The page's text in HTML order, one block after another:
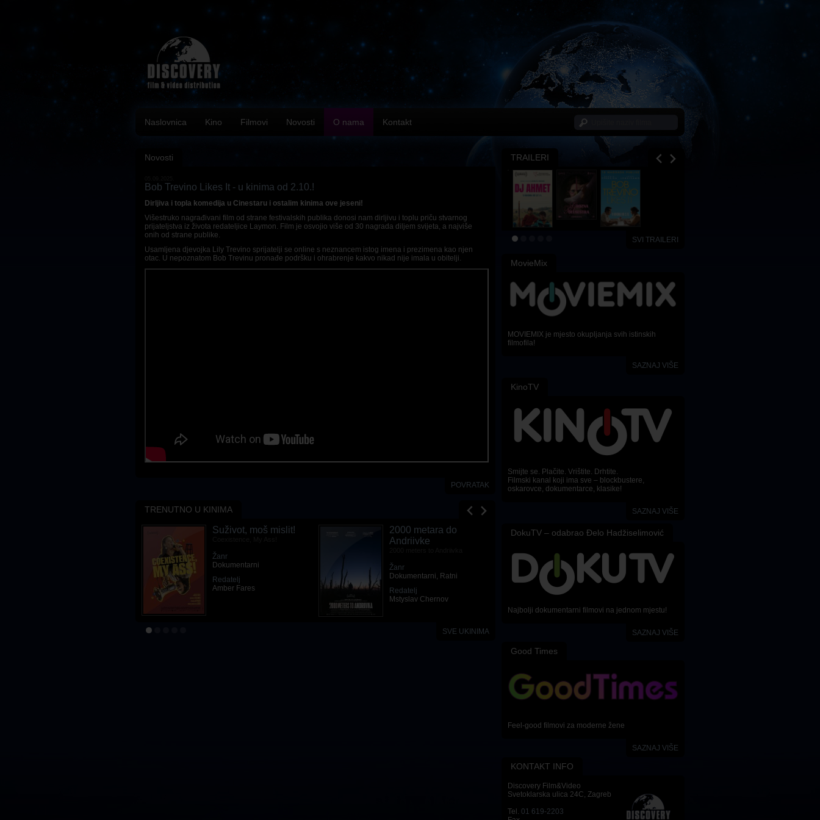
Naslovnica Kino Filmovi Novosti O nama Kontakt
Novosti
Bob Trevino Likes It - u kinima od 2.10.!
Dirljiva i topla komedija u Cinestaru i ostalim kinima ove jeseni!
Višestruko nagrađivani film od strane festivalskih publika donosi nam dirljivu i toplu priču stvarnog
prijateljstva iz života redateljice Laymon. Film je osvojio više od 30 nagrada diljem svijeta, a najviše
onih od strane publike.
Usamljena djevojka Lily Trevino sprijatelji se online s neznancem istog imena i prezimena kao njen
otac. U nepoznatom Bob Trevinu pronađe podršku i ohrabrenje kakvo nikad nije imala u obitelji.
POVRATAK
TRENUTNO U KINIMA
Suživot, moš mislit!
Žanr
Dokumentarni
Redatelj
Amber Fares
2000 metara do
Andriivke
Žanr
Dokumentarni, Ratni
Redatelj
Mstyslav Chernov
Lomeći prepreke
Žanr
Dokumentarni
Biografski
Redatelj
Mohammadreza Eyni
Žanr
SVE UKINIMA
TRAILERI
SVI TRAILERI
MovieMix
MOVIEMIX je mjesto okupljanja svih istinskih
filmofila!
SAZNAJ VIŠE
KinoTV
Smijte se. Plačite. Vrištite. Drhtite.
Filmski kanal koji ima sve – blockbustere,
oskarovce, dokumentarce, klasike!
SAZNAJ VIŠE
DokuTV – odabrao Đelo Hadžiselimović
Najbolji dokumentarni filmovi na jednom mjestu!
SAZNAJ VIŠE
Good Times
Feel-good filmovi za moderne žene
SAZNAJ VIŠE
KONTAKT INFO
Discovery Film&Video
Svetoklarska ulica 24C, Zagreb
Tel. 01 619-2203